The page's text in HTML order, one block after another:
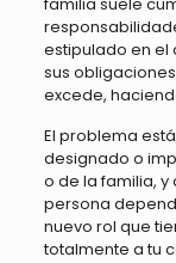
estipulado en el
sus
excede,
El problema
designado o
o de la familia,
persona
nuevo rol que
totalmente a tu